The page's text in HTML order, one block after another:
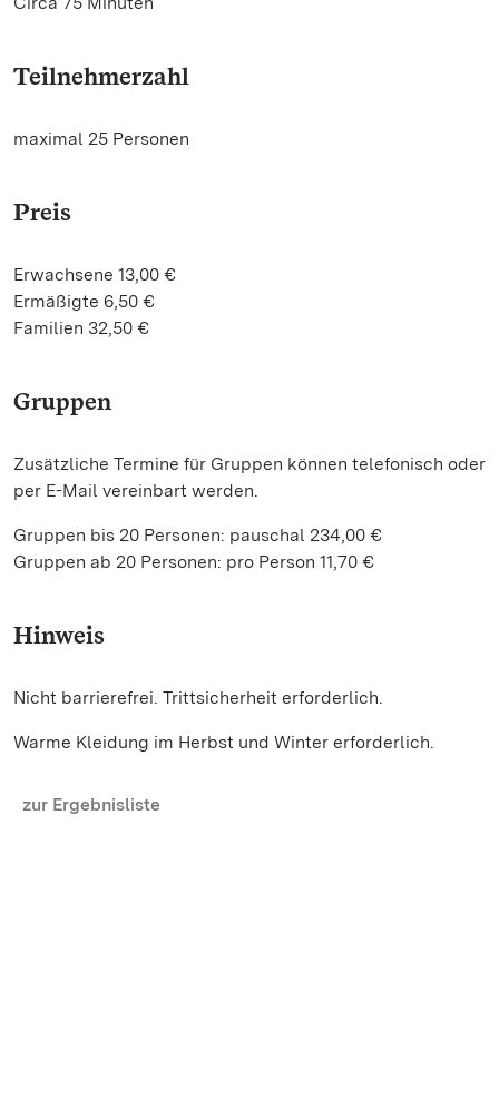
Teilnehmerzahl
maximal 25 Personen
Preis
Erwachsene 13,00 €
Ermäßigte 6,50 €
Familien 32,50 €
Gruppen
Zusätzliche Termine für Gruppen können telefonisch oder
per E-Mail vereinbart werden.
Gruppen bis 20 Personen: pauschal 234,00 €
Gruppen ab 20 Personen: pro Person 11,70 €
Hinweis
Nicht barrierefrei. Trittsicherheit erforderlich.
Warme Kleidung im Herbst und Winter erforderlich.
zur Ergebnisliste